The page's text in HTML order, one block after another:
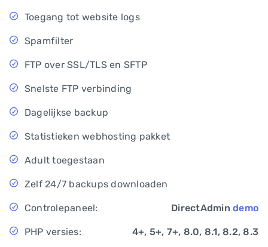
Toegang tot website logs
Spamfilter
FTP over SSL/TLS en SFTP
Snelste FTP verbinding
Dagelijkse backup
Statistieken webhosting pakket
Adult toegestaan
Zelf 24/7 backups downloaden
Controlepaneel: DirectAdmindemo
PHP versies: 4+, 5+, 7+, 8.0, 8.1, 8.2, 8.3